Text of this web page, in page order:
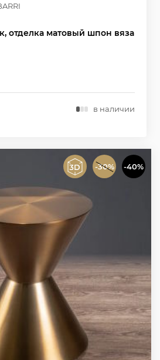
отделка матовый шпон вяза
в наличии
-30% -40%